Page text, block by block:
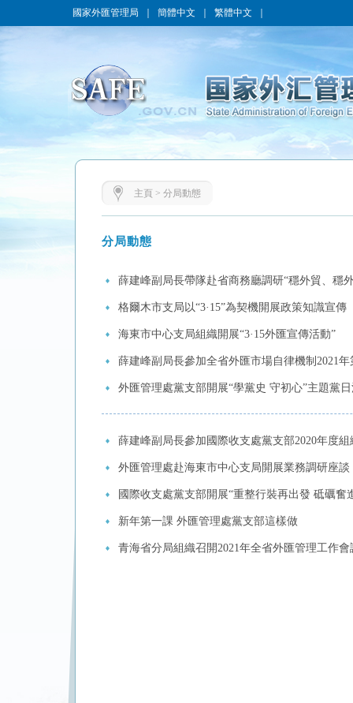
國家外匯管理局 簡體中文 繁體中文
主頁 > 分局動態
分局動態
薛建峰副局長帶隊赴省商務廳調研“穩外貿、穩
格爾木市支局以“3·15”為契機開展政策知識宣傳
海東市中心支局組織開展“3·15外匯宣傳活動”
薛建峰副局長參加全省外匯市場自律機制2021
外匯管理處黨支部開展“學黨史 守初心”主題黨
薛建峰副局長參加國際收支處黨支部2020年度組
外匯管理處赴海東市中心支局開展業務調研座談
國際收支處黨支部開展“重整行裝再出發 砥礪奮
新年第一課 外匯管理處黨支部這樣做
青海省分局組織召開2021年全省外匯管理工作會